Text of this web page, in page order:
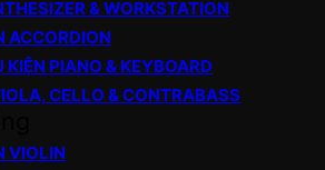
& WORKSTATION
ACCORDION
KIỆN PIANO & KEYBOARD
CELLO & CONTRABASS
VIOLIN